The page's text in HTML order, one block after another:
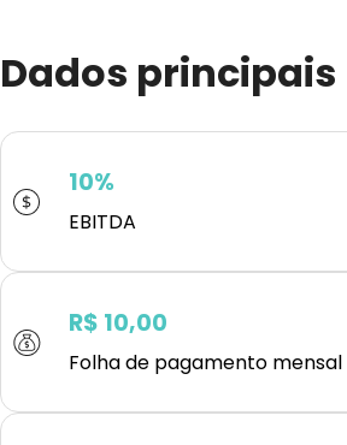
Dados principais
10%
EBITDA
R$ 10,00
Folha de pagamento mensal